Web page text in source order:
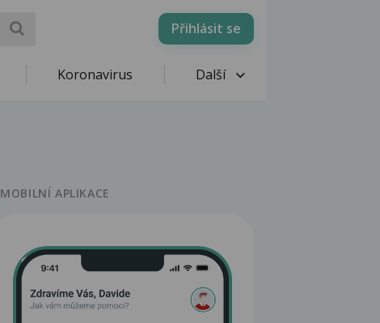
Přihlásit se
Koronavirus Další
MOBILNÍ APLIKACE